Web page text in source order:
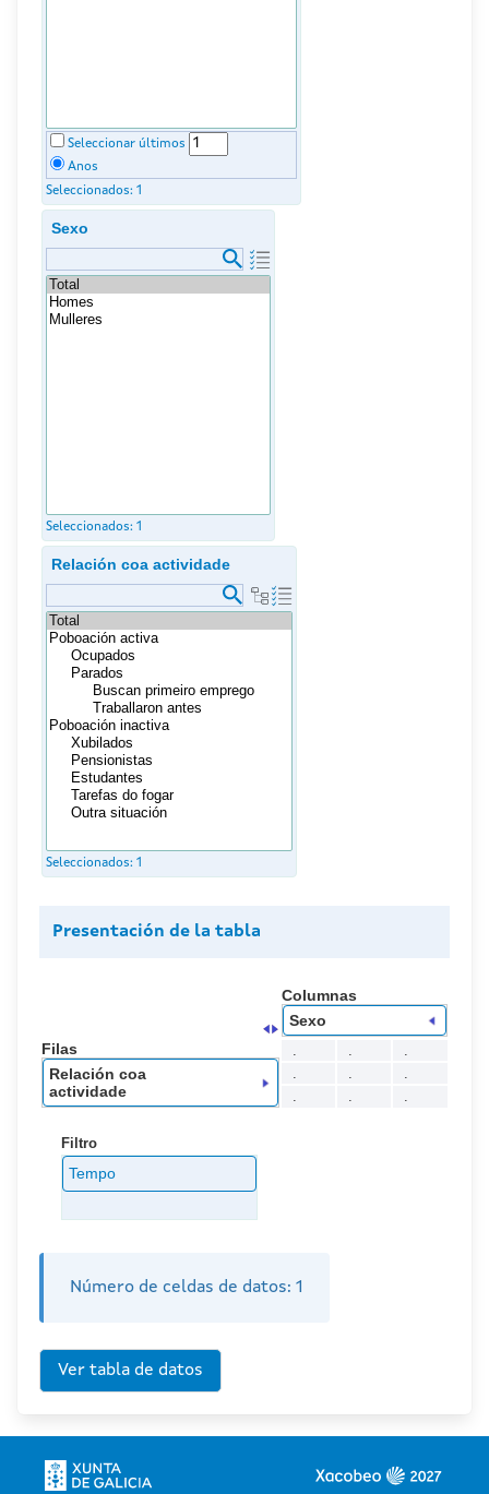
Seleccionar últimos
Anos
Seleccionados: 1
Sexo
Seleccionados: 1
Relación coa actividade
Seleccionados: 1
Presentación de la tabla
Columnas
Sexo
Filas
Relación coa
actividade
Filtro
Tempo
Número de celdas de datos: 1